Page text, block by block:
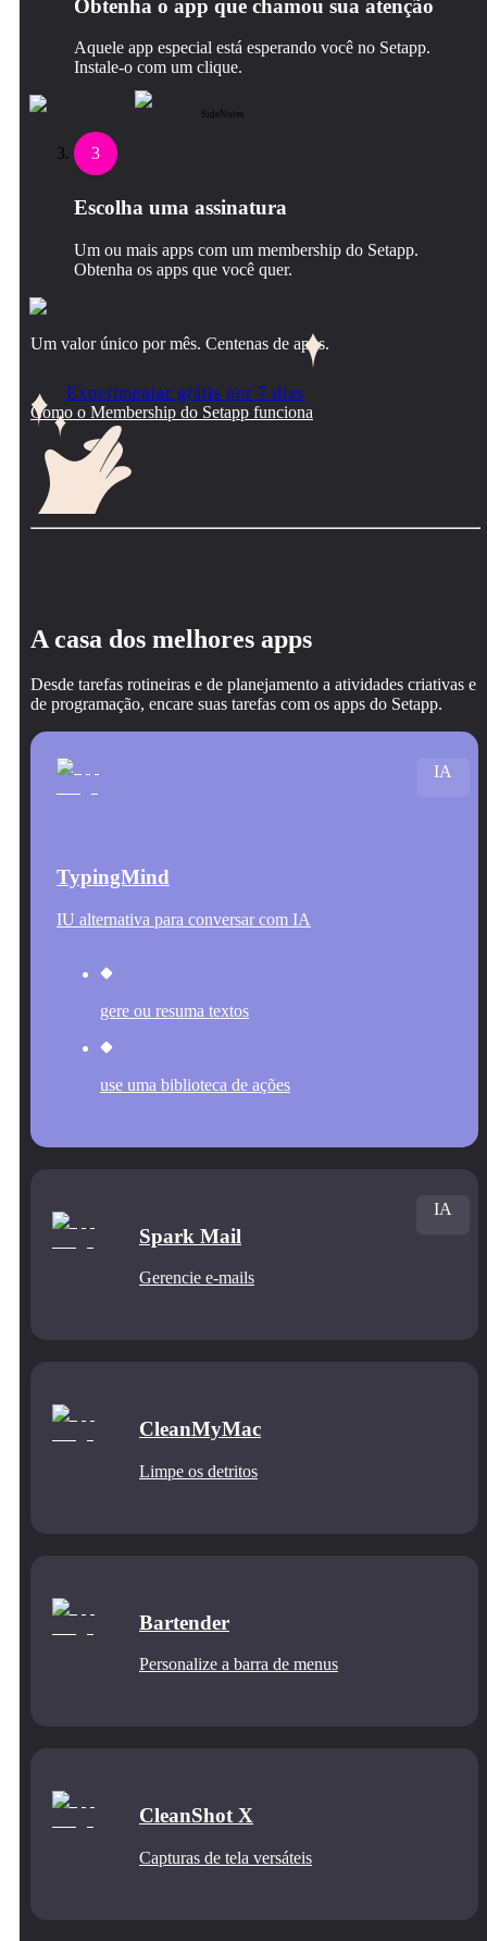
Obtenha o app que chamou sua atenção
Aquele app especial está esperando você no Setapp.
Instale‑o com um clique.
SideNotes
3
Escolha uma assinatura
Um ou mais apps com um membership do Setapp.
Obtenha os apps que você quer.
Um valor único por mês. Centenas de apps.
Experimentar grátis por 7 dias
Como o Membership do Setapp funciona
A casa dos melhores apps
Desde tarefas rotineiras e de planejamento a atividades criativas e
de programação, encare suas tarefas com os apps do Setapp.
TypingMind
IU alternativa para conversar com IA
gere ou resuma textos
use uma biblioteca de ações
IA
Spark Mail
Gerencie e‑mails
IA
CleanMyMac
Limpe os detritos
Bartender
Personalize a barra de menus
CleanShot X
Capturas de tela versáteis